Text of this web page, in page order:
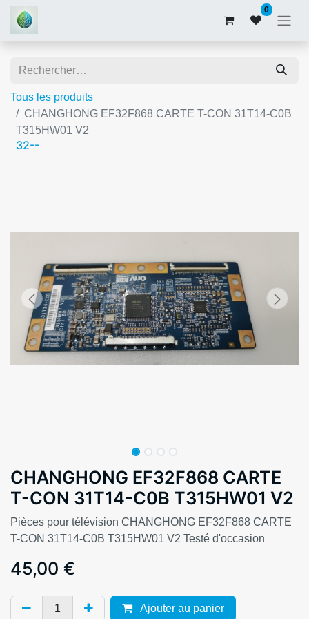
0
Tous les produits
CHANGHONG EF32F868 CARTE T-CON 31T14-C0B
T315HW01 V2
32--
CHANGHONG EF32F868 CARTE
T-CON 31T14-C0B T315HW01 V2
Pièces pour télévision CHANGHONG EF32F868 CARTE
T-CON 31T14-C0B T315HW01 V2 Testé d'occasion
45,00 €
Ajouter au panier